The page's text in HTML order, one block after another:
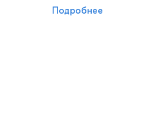
Подробнее